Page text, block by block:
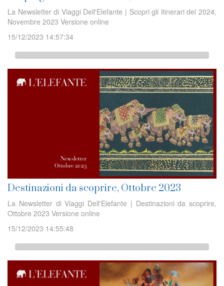
La Newsletter di Viaggi Dell'Elefante | Scopri gli itinerari del 2024,
Novembre 2023 Versione online
15/12/2023 14:57:34
Destinazioni da scoprire, Ottobre 2023
La Newsletter di Viaggi Dell'Elefante | Destinazioni da scoprire,
Ottobre 2023 Versione online
15/12/2023 14:55:48